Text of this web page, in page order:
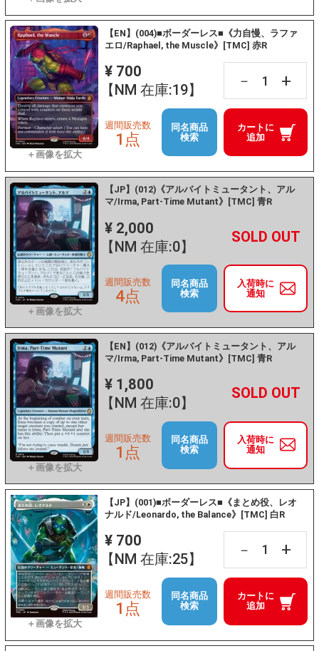
【EN】(004)■ボーダーレス■《力自慢、ラファ
エロ/Raphael, the Muscle》[TMC] 赤R
¥ 700
【NM 在庫:19】
－ +
カートに
追加
週間販売数
1点
同名商品
検索
【JP】(012)《アルバイトミュータント、アル
マ/Irma, Part-Time Mutant》[TMC] 青R
¥ 2,000
【NM 在庫:0】
－ +
入荷時に
通知
週間販売数
4点
同名商品
検索
【EN】(012)《アルバイトミュータント、アル
マ/Irma, Part-Time Mutant》[TMC] 青R
¥ 1,800
【NM 在庫:0】
－ +
入荷時に
通知
週間販売数
1点
同名商品
検索
【JP】(001)■ボーダーレス■《まとめ役、レオ
ナルド/Leonardo, the Balance》[TMC] 白R
¥ 700
【NM 在庫:25】
－ +
カートに
追加
週間販売数
1点
同名商品
検索